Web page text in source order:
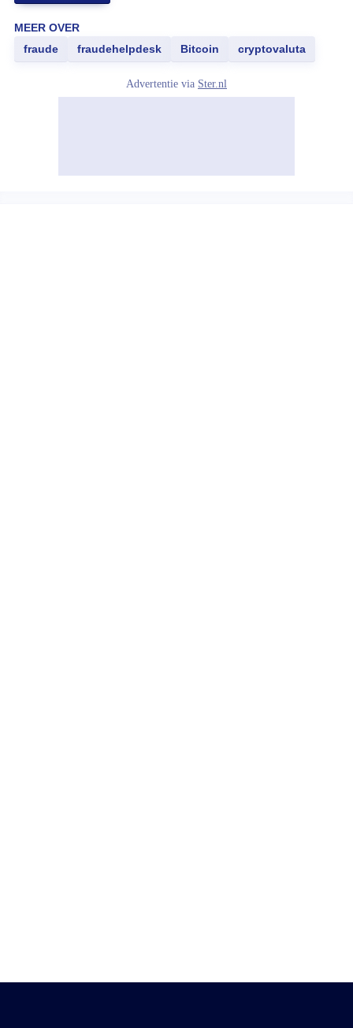
MEER OVER
fraude
fraudehelpdesk Bitcoin cryptovaluta
Advertentie via Ster.nl